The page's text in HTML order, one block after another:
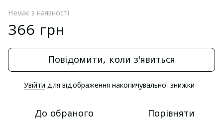
Немає в наявності
366 грн
Повідомити, коли з'явиться
Увійти для відображення накопичувальної знижки
До обраного Порівняти